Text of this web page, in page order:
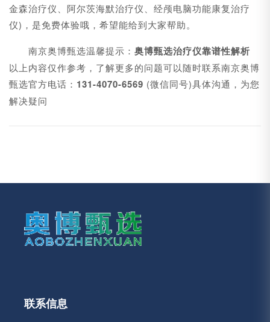
金森治疗仪、阿尔茨海默治疗仪、经颅电脑功能康复治疗
仪)，是免费体验哦，希望能给到大家帮助。
南京奥博甄选温馨提示： 奥博甄选治疗仪靠谱性解析
以上内容仅作参考，了解更多的问题可以随时联系南京奥博
甄选官方电话： 131-4070-6569 (微信同号)具体沟通，为您
解决疑问
联系信息